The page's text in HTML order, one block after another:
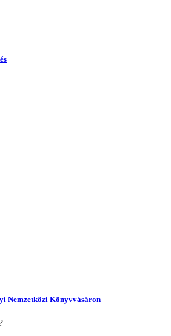
Nemzetközi Könyvvásáron